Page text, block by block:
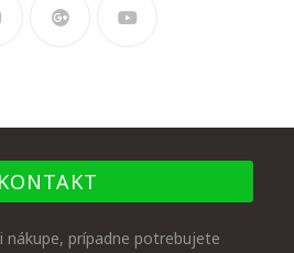
KONTAKT
nákupe, prípadne potrebujete